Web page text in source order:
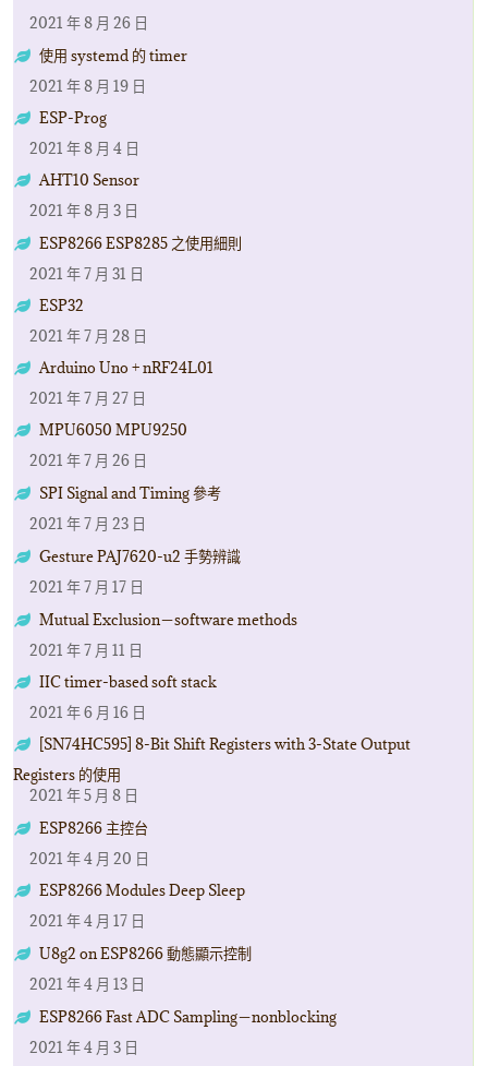
2021 年 8 月 26 日
使用 systemd 的 timer
2021 年 8 月 19 日
ESP-Prog
2021 年 8 月 4 日
AHT10 Sensor
2021 年 8 月 3 日
ESP8266 ESP8285 之使用細則
2021 年 7 月 31 日
ESP32
2021 年 7 月 28 日
Arduino Uno + nRF24L01
2021 年 7 月 27 日
MPU6050 MPU9250
2021 年 7 月 26 日
SPI Signal and Timing 參考
2021 年 7 月 23 日
Gesture PAJ7620-u2 手勢辨識
2021 年 7 月 17 日
Mutual Exclusion－software methods
2021 年 7 月 11 日
IIC timer-based soft stack
2021 年 6 月 16 日
[SN74HC595] 8-Bit Shift Registers with 3-State Output
Registers 的使用
2021 年 5 月 8 日
ESP8266 主控台
2021 年 4 月 20 日
ESP8266 Modules Deep Sleep
2021 年 4 月 17 日
U8g2 on ESP8266 動態顯示控制
2021 年 4 月 13 日
ESP8266 Fast ADC Sampling－nonblocking
2021 年 4 月 3 日